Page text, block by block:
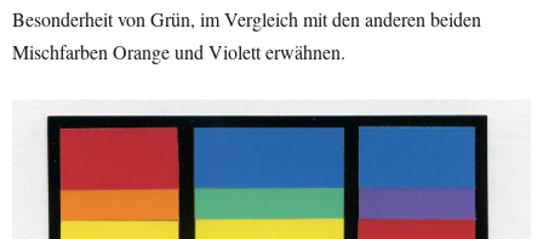
Besonderheit von Grün, im Vergleich mit den anderen beiden
Mischfarben Orange und Violett erwähnen.